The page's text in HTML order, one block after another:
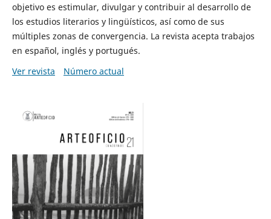
objetivo es estimular, divulgar y contribuir al desarrollo de
los estudios literarios y lingüísticos, así como de sus
múltiples zonas de convergencia. La revista acepta trabajos
en español, inglés y portugués.
Ver revista
Número actual